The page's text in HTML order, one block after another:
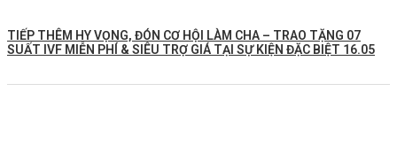
TIẾP THÊM HY VỌNG, ĐÓN CƠ HỘI LÀM CHA – TRAO TẶNG 07
SUẤT IVF MIỄN PHÍ & SIÊU TRỢ GIÁ TẠI SỰ KIỆN ĐẶC BIỆT 16.05